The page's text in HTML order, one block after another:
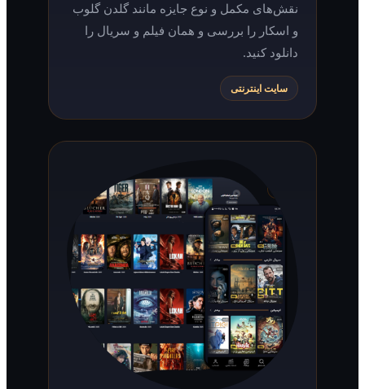
نقش‌های مکمل و نوع جایزه مانند گلدن گلوب
و اسکار را بررسی و همان فیلم و سریال را
دانلود کنید.
سایت اینترنتی